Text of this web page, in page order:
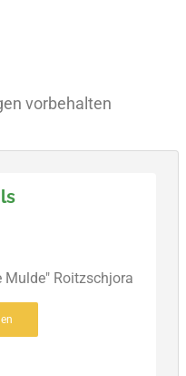
vorbehalten
Mulde" Roitzschjora